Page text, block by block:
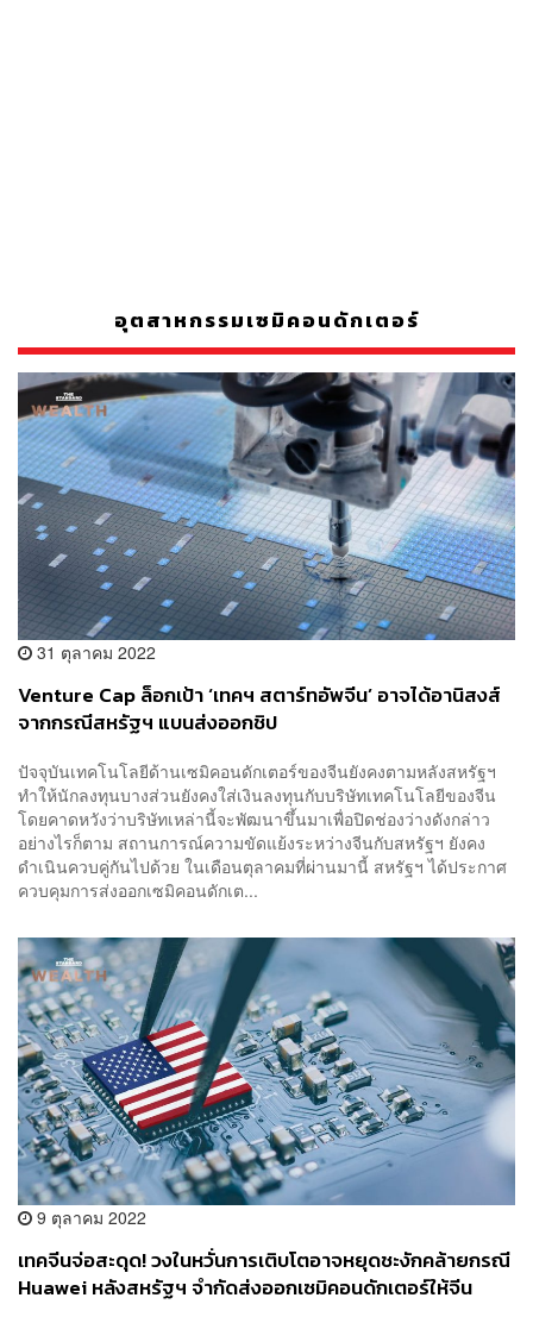
อุตสาหกรรมเซมิคอนดักเตอร์
31 ตุลาคม 2022
Venture Cap ล็อกเป้า ‘เทคฯ สตาร์ทอัพจีน’ อาจได้อานิสงส์
จากกรณีสหรัฐฯ แบนส่งออกชิป
ปัจจุบันเทคโนโลยีด้านเซมิคอนดักเตอร์ของจีนยังคงตามหลังสหรัฐฯ
ทำให้นักลงทุนบางส่วนยังคงใส่เงินลงทุนกับบริษัทเทคโนโลยีของจีน
โดยคาดหวังว่าบริษัทเหล่านี้จะพัฒนาขึ้นมาเพื่อปิดช่องว่างดังกล่าว
อย่างไรก็ตาม สถานการณ์ความขัดแย้งระหว่างจีนกับสหรัฐฯ ยังคง
ดำเนินควบคู่กันไปด้วย ในเดือนตุลาคมที่ผ่านมานี้ สหรัฐฯ ได้ประกาศ
ควบคุมการส่งออกเซมิคอนดักเต...
9 ตุลาคม 2022
เทคจีนจ่อสะดุด! วงในหวั่นการเติบโตอาจหยุดชะงักคล้ายกรณี
Huawei หลังสหรัฐฯ จำกัดส่งออกเซมิคอนดักเตอร์ให้จีน